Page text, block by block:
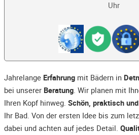
Uhr
Jahrelange Erfahrung mit Bädern in
bei unserer Beratung. Wir planen mit
Ihren Kopf hinweg. Schön, praktisch
Ihr Bad. Von der ersten Idee bis zum
dabei und achten auf jedes Detail.